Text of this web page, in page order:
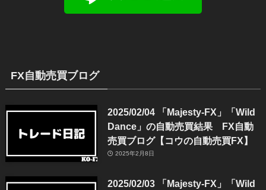
FX自動売買ブログ
2025/02/04 「Majesty-FX」「Wild
Dance」の自動売買結果 FX自動
売買ブログ【コウの自動売買FX】
2025年2月8日
2025/02/03 「Majesty-FX」「Wild